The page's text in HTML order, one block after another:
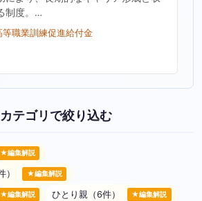
制度。…
職業訓練促進給付金
テゴリで絞り込む
★編集解説
） ★編集解説
★編集解説 ひとり親（6件） ★編集解説